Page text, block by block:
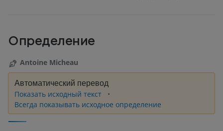
Определение
Antoine Micheau
Автоматический перевод
Показать исходный текст
Всегда показывать исходное определение